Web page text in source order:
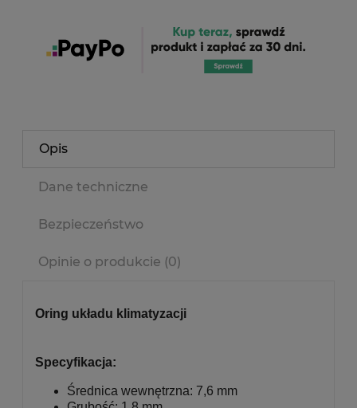
Opis
Dane techniczne
Bezpieczeństwo
Opinie o produkcie (0)
Oring układu klimatyzacji
Specyfikacja:
Średnica wewnętrzna: 7,6 mm